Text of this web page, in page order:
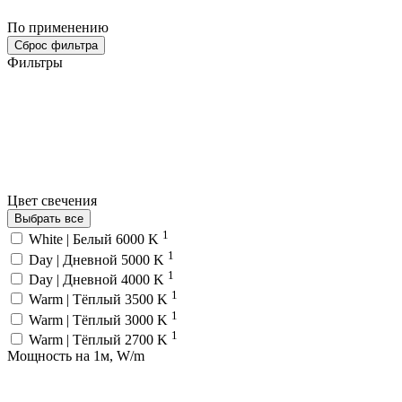
По применению
Сброс фильтра
Фильтры
Цвет свечения
Выбрать все
White | Белый 6000 K 1
Day | Дневной 5000 K 1
Day | Дневной 4000 K 1
Warm | Тёплый 3500 K 1
Warm | Тёплый 3000 K 1
Warm | Тёплый 2700 K 1
Мощность на 1м, W/m